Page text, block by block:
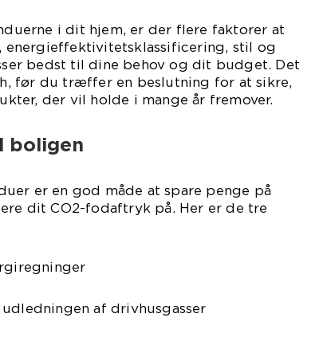
i dit hjem, er der flere faktorer at
energieffektivitetsklassificering, stil og
bedst til dine behov og dit budget. Det
før du træffer en beslutning for at sikre,
der vil holde i mange år fremover.
boligen
er en god måde at spare penge på
dit CO2-fodaftryk på. Her er de tre
af drivhusgasser